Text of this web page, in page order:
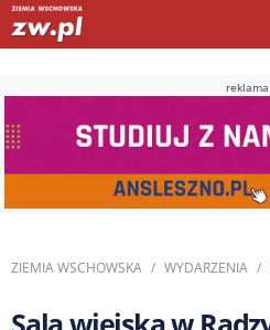
reklama
ZIEMIA WSCHOWSKA WYDARZENIA